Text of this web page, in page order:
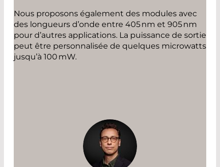
Nous proposons également des modules avec
des longueurs d’onde entre 405 nm et 905 nm
pour d’autres applications. La puissance de sortie
peut être personnalisée de quelques microwatts
jusqu’à 100 mW.